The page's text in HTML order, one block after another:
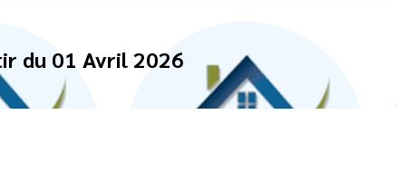
du 01 Avril 2026